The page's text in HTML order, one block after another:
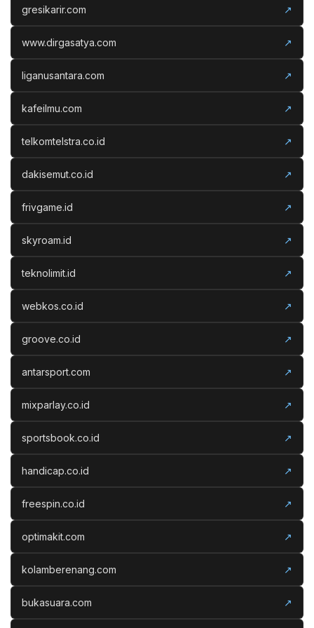
gresikarir.com ↗
www.dirgasatya.com ↗
liganusantara.com ↗
kafeilmu.com ↗
telkomtelstra.co.id ↗
dakisemut.co.id ↗
frivgame.id ↗
skyroam.id ↗
teknolimit.id ↗
webkos.co.id ↗
groove.co.id ↗
antarsport.com ↗
mixparlay.co.id ↗
sportsbook.co.id ↗
handicap.co.id ↗
freespin.co.id ↗
optimakit.com ↗
kolamberenang.com ↗
bukasuara.com ↗